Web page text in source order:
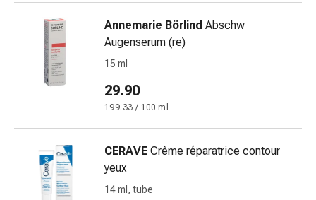
compression
Pansements
Bandes
tapes
accessoires
Pansements
filets
Annemarie Börlind Abschw
Augenserum (re)
15 ml
29.90
199.33 / 100 ml
CERAVE Crème réparatrice contour
yeux
14 ml, tube